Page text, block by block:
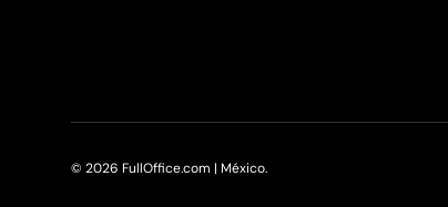
© 2026 FullOffice.com | México.